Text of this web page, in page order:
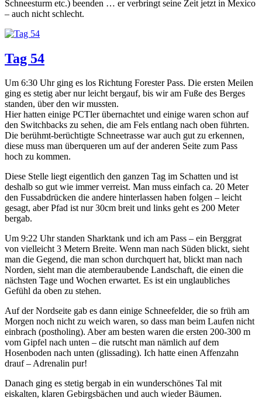
Schneesturm etc.) beenden … er verbringt seine Zeit jetzt in Mexico
– auch nicht schlecht.
Tag 54
Um 6:30 Uhr ging es los Richtung Forester Pass. Die ersten Meilen
ging es stetig aber nur leicht bergauf, bis wir am Fuße des Berges
standen, über den wir mussten.
Hier hatten einige PCTler übernachtet und einige waren schon auf
den Switchbacks zu sehen, die am Fels entlang nach oben führten.
Die berühmt-berüchtigte Schneetrasse war auch gut zu erkennen,
diese muss man überqueren um auf der anderen Seite zum Pass
hoch zu kommen.
Diese Stelle liegt eigentlich den ganzen Tag im Schatten und ist
deshalb so gut wie immer verreist. Man muss einfach ca. 20 Meter
den Fussabdrücken die andere hinterlassen haben folgen – leicht
gesagt, aber Pfad ist nur 30cm breit und links geht es 200 Meter
bergab.
Um 9:22 Uhr standen Sharktank und ich am Pass – ein Berggrat
von vielleicht 3 Metern Breite. Wenn man nach Süden blickt, sieht
man die Gegend, die man schon durchquert hat, blickt man nach
Norden, sieht man die atemberaubende Landschaft, die einen die
nächsten Tage und Wochen erwartet. Es ist ein unglaubliches
Gefühl da oben zu stehen.
Auf der Nordseite gab es dann einige Schneefelder, die so früh am
Morgen noch nicht zu weich waren, so dass man beim Laufen nicht
einbrach (postholing). Aber am besten waren die ersten 200-300 m
vom Gipfel nach unten – die rutscht man nämlich auf dem
Hosenboden nach unten (glissading). Ich hatte einen Affenzahn
drauf – Adrenalin pur!
Danach ging es stetig bergab in ein wunderschönes Tal mit
eiskalten, klaren Gebirgsbächen und auch wieder Bäumen.